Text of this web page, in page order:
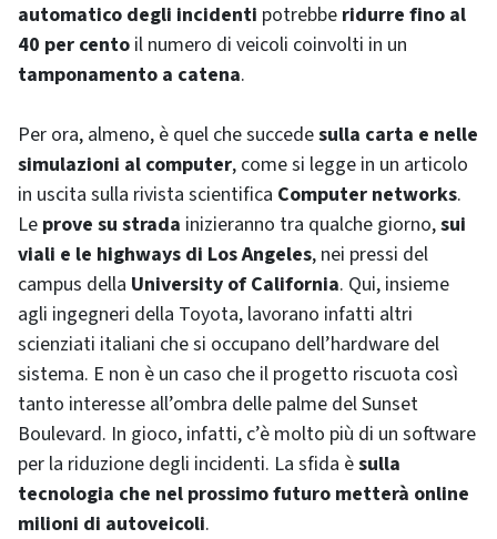
automatico degli incidenti potrebbe ridurre fino al
40 per cento il numero di veicoli coinvolti in un
tamponamento a catena.
Per ora, almeno, è quel che succedesulla carta e nelle
simulazioni al computer, come si legge in un articolo
in uscita sulla rivista scientifica Computer networks.
Le prove su strada inizieranno tra qualche giorno,sui
viali e le highways di Los Angeles, nei pressi del
campus della University of California. Qui, insieme
agli ingegneri della Toyota, lavorano infatti altri
scienziati italiani che si occupano dell’hardware del
sistema. E non è un caso che il progetto riscuota così
tanto interesse all’ombra delle palme delSunset
Boulevard. In gioco, infatti, c’è molto più di un software
per la riduzione degli incidenti. La sfida èsulla
tecnologia che nel prossimo futuro metterà online
milioni di autoveicoli.